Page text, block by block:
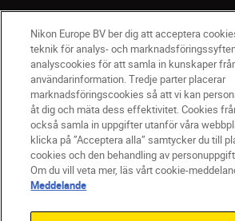
SV Nikon Sites
Kontakta oss
Policydokument om
Användningsvillkor
Användarvillkor för Nikon Store
Cookie-meddelande
Tillgänglighet
Nikon Europe BV ber dig att acceptera
teknik för analys- och
analyscookies för att samla in kunskaper
användarinformation. Tredje parter placerar
marknadsföringscookies så att vi kan
åt dig och mäta dess effektivitet. Cookies
också samla in uppgifter utanför våra
klicka på ”Acceptera alla” samtycker du till
cookies och den behandling av
Om du vill veta mer, läs vårt cookie-
Meddelande